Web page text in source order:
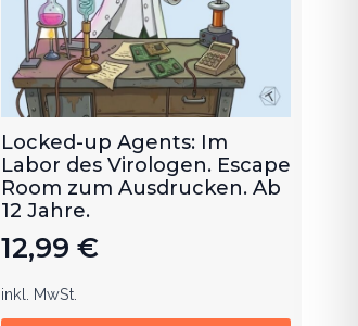
Locked-up Agents: Im
Labor des Virologen. Escape
Room zum Ausdrucken. Ab
12 Jahre.
12,99 €
inkl. MwSt.